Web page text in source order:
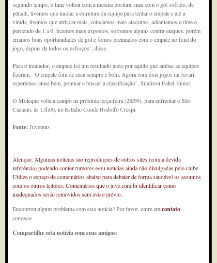
segundo tempo, o time voltou com a mesma postura, mas com o gol sofrido, de
pênalti, tivemos que mudar a estrutura da equipe para tentar o empate e até a
virada, tivemos que arriscar mais, colocamos mais atacantes, adiantamos o time e,
perdendo de 1 a 0, ficamos mais expostos, sofremos alguns contra-ataques, porém
criamos boas oportunidades de gol e fomos premiados com o empate no final do
jogo, depois de todos os esforços", disse.
Para o treinador, o empate foi um resultado justo por aquilo que ambas as equipes
fizeram. "O empate fora de casa sempre é bom. Agora com dois jogos na Javari,
esperamos atuar bem, pontuar e buscar a classificação", finalizou Fahel Júnior.
O Moleque volta a campo na próxima terça-feira (28/09), para enfrentar o São
Caetano, às 15h00, no Estádio Conde Rodolfo Crespi.
Fonte:Juventus
Atenção: Algumas notícias são reproduções de outros sites (com a devida
referência) podendo conter rumores e/ou notícias ainda não divulgadas pelo clube.
Utilize o espaço de comentários abaixo para debater de forma saudável os assuntos
com os outros leitores. Comentários que o juve.com.br identificar como
inadequados serão removidos sem aviso prévio.
Encontrou algum problema com esta notícia? Por favor, entre emcontato
conosco.
Compartilhe esta notícia com seus amigos: